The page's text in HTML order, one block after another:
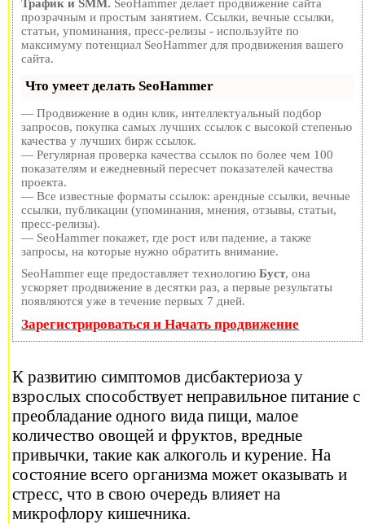
Трафик и SMM. SeoHammer делает продвижение сайта
прозрачным и простым занятием. Ссылки, вечные ссылки,
статьи, упоминания, пресс-релизы - используйте по
максимуму потенциал SeoHammer для продвижения вашего
сайта.
Что умеет делать SeoHammer
— Продвижение в один клик, интеллектуальный подбор
запросов, покупка самых лучших ссылок с высокой степенью
качества у лучших бирж ссылок.
— Регулярная проверка качества ссылок по более чем 100
показателям и ежедневный пересчет показателей качества
проекта.
— Все известные форматы ссылок: арендные ссылки, вечные
ссылки, публикации (упоминания, мнения, отзывы, статьи,
пресс-релизы).
— SeoHammer покажет, где рост или падение, а также
запросы, на которые нужно обратить внимание.
SeoHammer еще предоставляет технологиюБуст, она
ускоряет продвижение в десятки раз, а первые результаты
появляются уже в течение первых 7 дней.
Зарегистрироваться и Начать продвижение
К развитию симптомов дисбактериоза у
взрослых способствует неправильное питание с
преобладание одного вида пищи, малое
количество овощей и фруктов, вредные
привычки, такие как алкоголь и курение. На
состояние всего организма может оказывать и
стресс, что в свою очередь влияет на
микрофлору кишечника.